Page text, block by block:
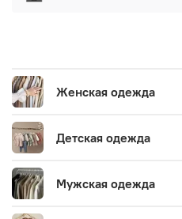
Женская одежда
Детская одежда
Мужская одежда